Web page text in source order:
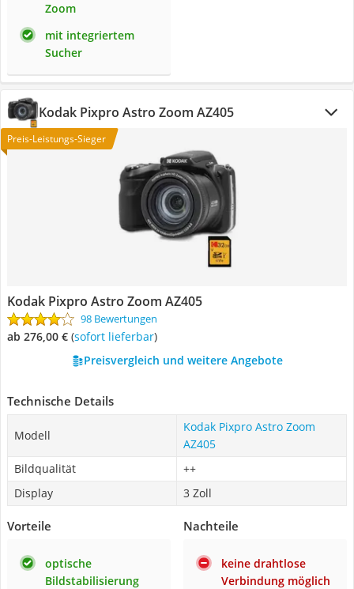
Zoom
mit integriertem
Sucher
Kodak Pixpro Astro Zoom AZ405
Preis-Leistungs-Sieger
Kodak Pixpro Astro Zoom AZ405
98 Bewertungen
ab 276,00 € ( Sofort lieferbar)
Preisvergleich und weitere Angebote
Technische Details
Modell
Kodak Pixpro Astro Zoom
AZ405
Bildqualität
++
Display
3 Zoll
Vorteile
optische
Bildstabilisierung
Nachteile
keine drahtlose
Verbindung möglich